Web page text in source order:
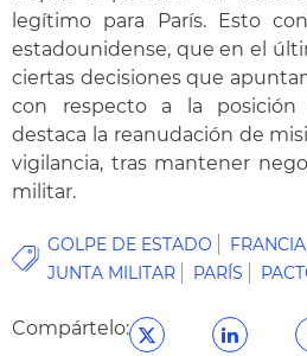
legítimo para París. Esto
estadounidense, que en el
ciertas decisiones que
con respecto a la posición
destaca la reanudación de
vigilancia, tras mantener
militar.
GOLPE DE ESTADO FRANCIA
JUNTA MILITAR
PARÍS
Compártelo: